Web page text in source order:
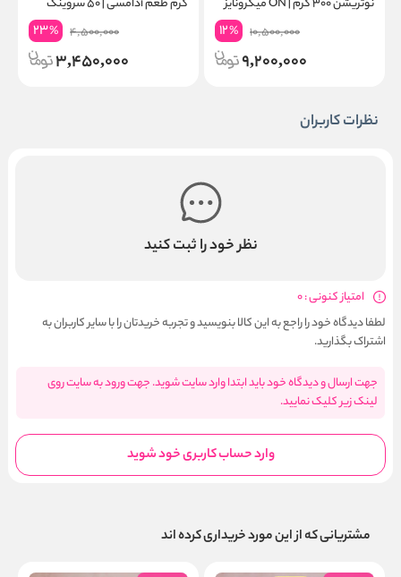
نوتریشن ۳۰۰ گرم | ON میکرونایز
10,500,000
12%
9,200,000
گرم طعم آدامسی | ۵۰ سروینگ
4,500,000
23%
3,450,000
نظرات کاربران
نظر خود را ثبت کنید
امتیاز کنونی : 0
لطفا دیدگاه خود را راجع به این کالا بنویسید و تجربه خریدتان را با سایر کاربران به
اشتراک بگذارید.
جهت ارسال و دیدگاه خود باید ابتدا وارد سایت شوید. جهت ورود به سایت روی
لینک زیر کلیک نمایید.
وارد حساب کاربری خود شوید
مشتریانی که از این مورد خریداری کرده اند